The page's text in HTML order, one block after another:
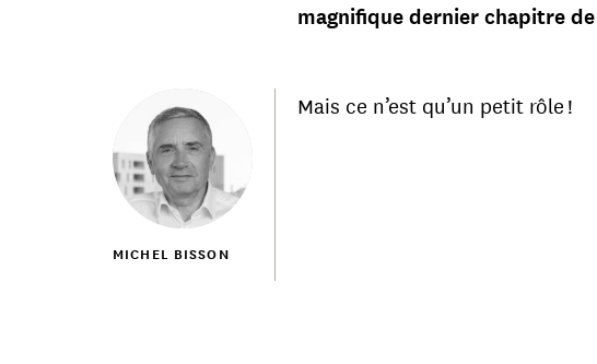
magnifique dernier chapitre
MICHEL BISSON
Mais ce n’est qu’un petit rôle !